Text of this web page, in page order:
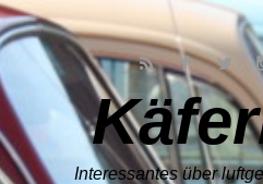
Zum Hauptinhalt springen
Interessantes über